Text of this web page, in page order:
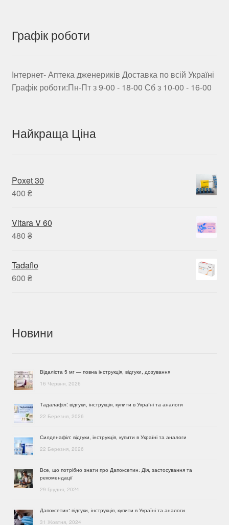
Графік роботи
Інтернет- Аптека дженериків Доставка по всій Україні
Графік роботи:Пн-Пт з 9-00 - 18-00 Сб з 10-00 - 16-00
Найкраща Ціна
Poxet 30
400 ₴
Vitara V 60
480 ₴
Tadaflo
600 ₴
Новини
Відаліста 5 мг — повна інструкція, відгуки, дозування
16 Червня, 2026
Тадалафіл: відгуки, інструкція, купити в Україні та аналоги
22 Березня, 2026
Силденафіл: відгуки, інструкція, купити в Україні та аналоги
22 Березня, 2026
Все, що потрібно знати про Дапоксетин: Дія, застосування та
рекомендації
29 Грудня, 2024
Дапоксетин: відгуки, інструкція, купити в Україні та аналоги
31 Жовтня, 2024